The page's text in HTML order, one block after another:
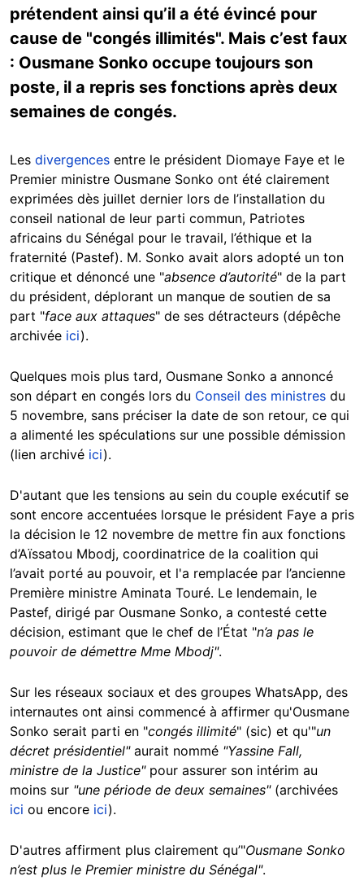
prétendent ainsi qu’il a été évincé pour
cause de "congés illimités". Mais c’est faux
: Ousmane Sonko occupe toujours son
poste, il a repris ses fonctions après deux
semaines de congés.
Les divergences entre le président Diomaye Faye et le
Premier ministre Ousmane Sonko ont été clairement
exprimées dès juillet dernier lors de l’installation du
conseil national de leur parti commun, Patriotes
africains du Sénégal pour le travail, l’éthique et la
fraternité (Pastef). M. Sonko avait alors adopté un ton
critique et dénoncé une "absence d’autorité" de la part
du président, déplorant un manque de soutien de sa
part "face aux attaques" de ses détracteurs (dépêche
archivée ici).
Quelques mois plus tard, Ousmane Sonko a annoncé
son départ en congés lors du Conseil des ministres du
5 novembre, sans préciser la date de son retour, ce qui
a alimenté les spéculations sur une possible démission
(lien archivé ici).
D'autant que les tensions au sein du couple exécutif se
sont encore accentuées lorsque le président Faye a pris
la décision le 12 novembre de mettre fin aux fonctions
d’Aïssatou Mbodj, coordinatrice de la coalition qui
l’avait porté au pouvoir, et l'a remplacée par l’ancienne
Première ministre Aminata Touré. Le lendemain, le
Pastef, dirigé par Ousmane Sonko, a contesté cette
décision, estimant que le chef de l’État "n’a pas le
pouvoir de démettre Mme Mbodj".
Sur les réseaux sociaux et des groupes WhatsApp, des
internautes ont ainsi commencé à affirmer qu'Ousmane
Sonko serait parti en "congés illimité" (sic) et qu'"un
décret présidentiel" aurait nommé "Yassine Fall,
ministre de la Justice" pour assurer son intérim au
moins sur "une période de deux semaines"(archivées
ici ou encore ici).
D'autres affirment plus clairement qu’"Ousmane Sonko
n’est plus le Premier ministre du Sénégal".